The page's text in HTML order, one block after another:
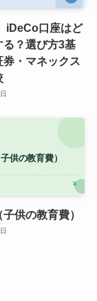
iDeCo口座はど
る？選び方3基
券・マネックス
供の教育費）